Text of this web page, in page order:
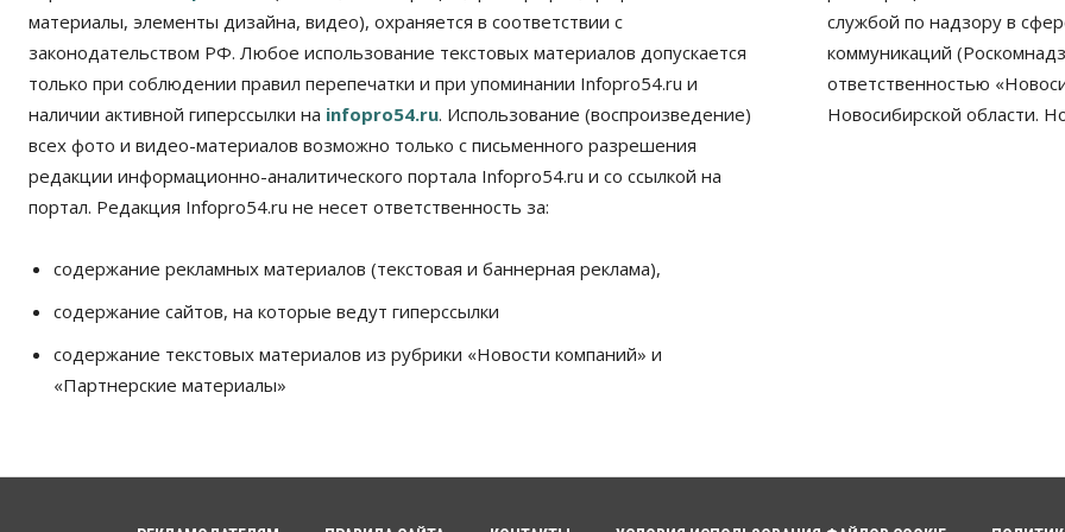
материалы, элементы дизайна, видео), охраняется в соответствии с
законодательством РФ. Любое использование текстовых материалов допускается
только при соблюдении правил перепечатки и при упоминании Infopro54.ru и
наличии активной гиперссылки на infopro54.ru. Использование (воспроизведение)
всех фото и видео-материалов возможно только с письменного разрешения
редакции информационно-аналитического портала Infopro54.ru и со ссылкой на
портал. Редакция Infopro54.ru не несет ответственность за:
содержание рекламных материалов (текстовая и баннерная реклама),
содержание сайтов, на которые ведут гиперссылки
содержание текстовых материалов из рубрики «Новости компаний» и
«Партнерские материалы»
службой по надзору в
коммуникаций
ответственностью
Новосибирской области.